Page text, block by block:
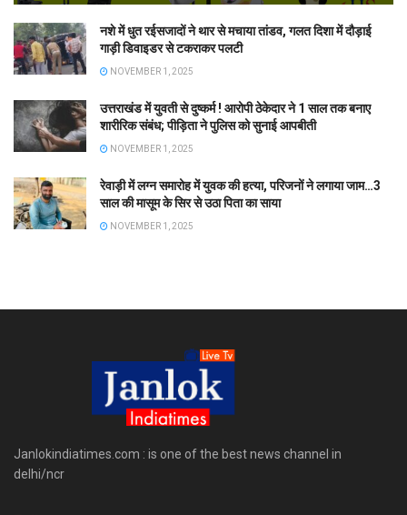
नशे में धुत रईसजादों ने थार से मचाया तांडव, गलत दिशा में दौड़ाई
गाड़ी डिवाइडर से टकराकर पलटी
NOVEMBER 1, 2025
उत्तराखंड में युवती से दुष्कर्म ! आरोपी ठेकेदार ने 1 साल तक बनाए
शारीरिक संबंध; पीड़िता ने पुलिस को सुनाई आपबीती
NOVEMBER 1, 2025
रेवाड़ी में लग्न समारोह में युवक की हत्या, परिजनों ने लगाया जाम…3
साल की मासूम के सिर से उठा पिता का साया
NOVEMBER 1, 2025
Janlokindiatimes.com : is one of the best news channel in
delhi/ncr